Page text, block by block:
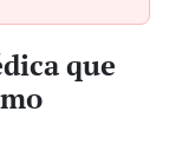
que